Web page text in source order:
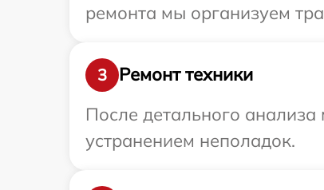
ремонта мы организуем
3
Ремонт техники
После детального
устранением неполадок.